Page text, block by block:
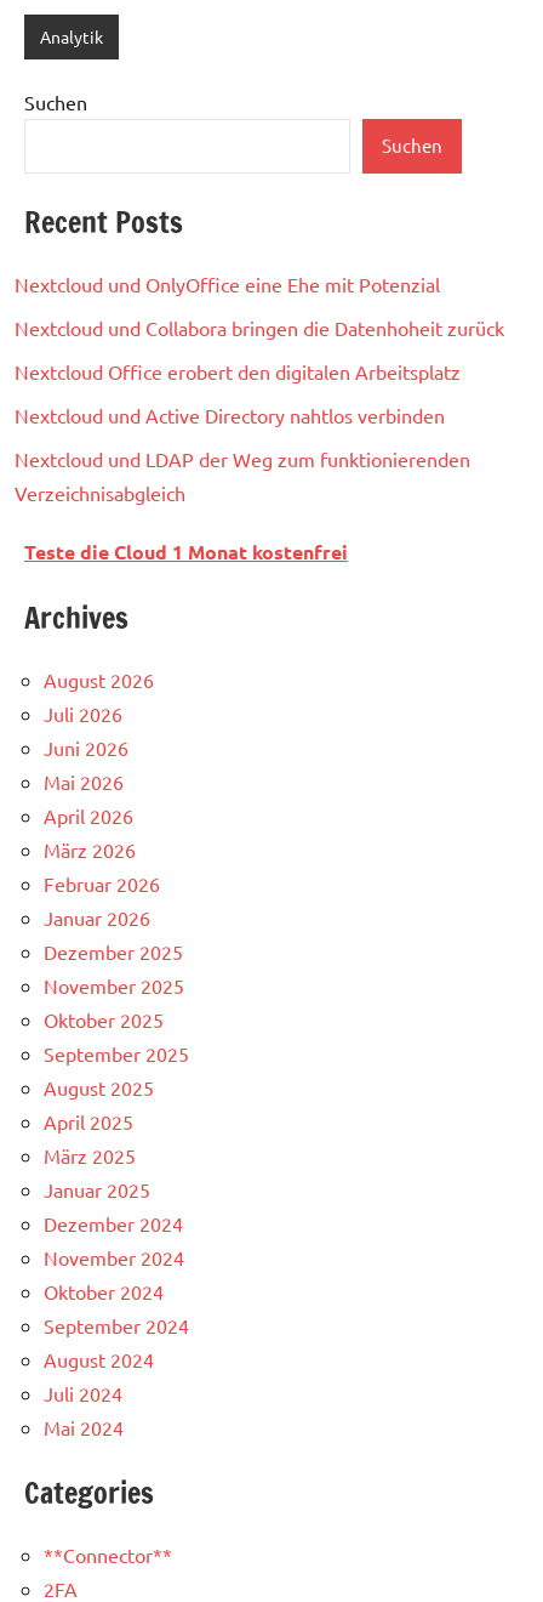
Analytik
Suchen
Suchen
Recent Posts
Nextcloud und OnlyOffice eine Ehe mit Potenzial
Nextcloud und Collabora bringen die Datenhoheit zurück
Nextcloud Office erobert den digitalen Arbeitsplatz
Nextcloud und Active Directory nahtlos verbinden
Nextcloud und LDAP der Weg zum funktionierenden
Verzeichnisabgleich
Teste die Cloud 1 Monat kostenfrei
Archives
August 2026
Juli 2026
Juni 2026
Mai 2026
April 2026
März 2026
Februar 2026
Januar 2026
Dezember 2025
November 2025
Oktober 2025
September 2025
August 2025
April 2025
März 2025
Januar 2025
Dezember 2024
November 2024
Oktober 2024
September 2024
August 2024
Juli 2024
Mai 2024
Categories
**Connector**
2FA